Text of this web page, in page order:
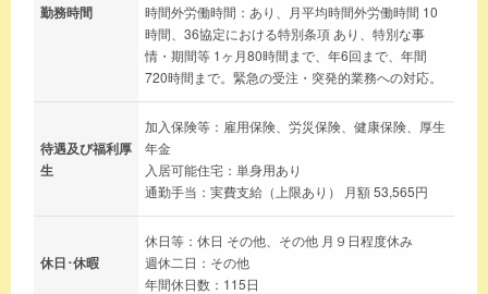
勤務時間
時間外労働時間：あり、月平均時間外労働時間 10
時間、36協定における特別条項 あり、特別な事
情・期間等 1ヶ月80時間まで、年6回まで、年間
720時間まで。緊急の受注・突発的業務への対応。
待遇及び福利厚
生
加入保険等：雇用保険、労災保険、健康保険、厚生
年金
入居可能住宅：単身用あり
通勤手当：実費支給（上限あり） 月額 53,565円
休日･休暇
休日等：休日 その他、その他 月９日程度休み
週休二日：その他
年間休日数：115日